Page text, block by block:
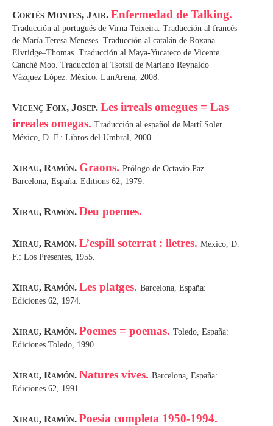
Cortés Montes, Jair. Enfermedad de Talking.
Traducción al portugués de Virna Teixeira. Traducción al francés
de María Teresa Meneses. Traducción al catalán de Roxana
Elvridge–Thomas. Traducción al Maya-Yucateco de Vicente
Canché Moo. Traducción al Tsotsil de Mariano Reynaldo
Vázquez López. México: LunArena, 2008.
Vicenç Foix, Josep. Les irreals omegues = Las
irreales omegas. Traducción al español de Martí Soler.
México, D. F.: Libros del Umbral, 2000.
Xirau, Ramón. Graons. Prólogo de Octavio Paz.
Barcelona, España: Editions 62, 1979.
Xirau, Ramón. Deu poemes. .
Xirau, Ramón. L’espill soterrat : lletres. México, D.
F.: Los Presentes, 1955.
Xirau, Ramón. Les platges. Barcelona, España:
Ediciones 62, 1974.
Xirau, Ramón. Poemes = poemas. Toledo, España:
Ediciones Toledo, 1990.
Xirau, Ramón. Natures vives. Barcelona, España:
Ediciones 62, 1991.
Xirau, Ramón. Poesía completa 1950-1994.